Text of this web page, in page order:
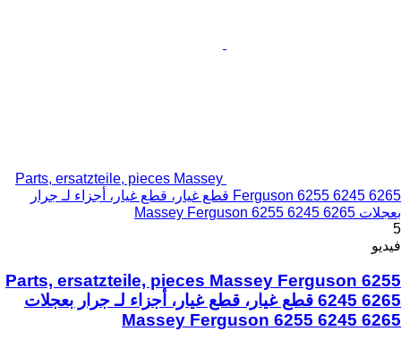
Parts, ersatzteile, pieces Massey
Ferguson 6255 6245 6265 قطع غيار، قطع غيار، أجزاء لـ جرار
بعجلات Massey Ferguson 6255 6245 6265
5
فيديو
Parts, ersatzteile, pieces Massey Ferguson 6255
6245 6265 قطع غيار، قطع غيار، أجزاء لـ جرار بعجلات
Massey Ferguson 6255 6245 6265